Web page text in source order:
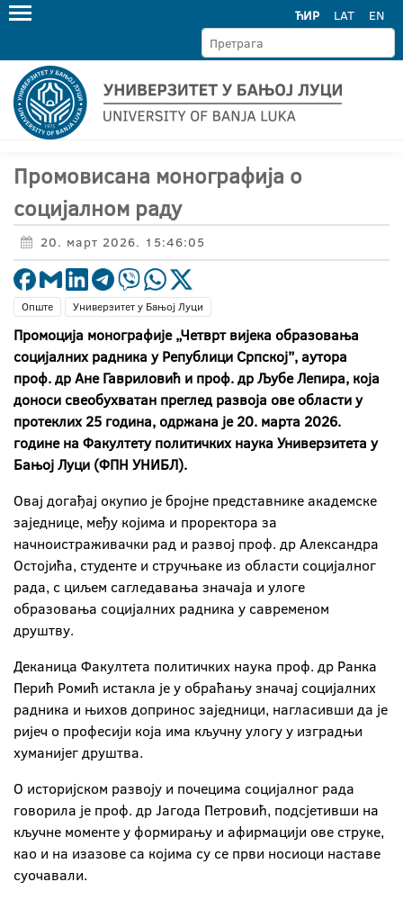
ЋИР LAT EN
Промовисана монографија о
социјалном раду
20. март 2026. 15:46:05
Опште Универзитет у Бањој Луци
Промоција монографије „Четврт вијека образовања
социјалних радника у Републици Српској”, аутора
проф. др Ане Гавриловић и проф. др Љубе Лепира, која
доноси свеобухватан преглед развоја ове области у
протеклих 25 година, одржана је 20. марта 2026.
године на Факултету политичких наука Универзитета у
Бањој Луци (ФПН УНИБЛ).
Овај догађај окупио је бројне представнике академске
заједнице, међу којима и проректора за
начноистраживачки рад и развој проф. др Александра
Остојића, студенте и стручњаке из области социјалног
рада, с циљем сагледавања значаја и улоге
образовања социјалних радника у савременом
друштву.
Деканица Факултета политичких наука проф. др Ранка
Перић Ромић истакла је у обраћању значај социјалних
радника и њихов допринос заједници, нагласивши да је
ријеч о професији која има кључну улогу у изградњи
хуманијег друштва.
О историјском развоју и почецима социјалног рада
говорила је проф. др Јагода Петровић, подсјетивши на
кључне моменте у формирању и афирмацији ове струке,
као и на изазове са којима су се први носиоци наставе
суочавали.